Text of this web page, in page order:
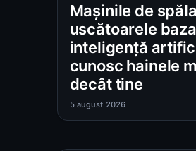
Mașinile de
uscătoarele
inteligență
cunosc hainele
decât tine
5 august 2026